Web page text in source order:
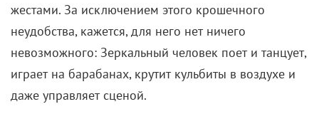
жестами. За исключением этого крошечного
неудобства, кажется, для него нет ничего
невозможного: Зеркальный человек поет и танцует,
играет на барабанах, крутит кульбиты в воздухе и
даже управляет сценой.